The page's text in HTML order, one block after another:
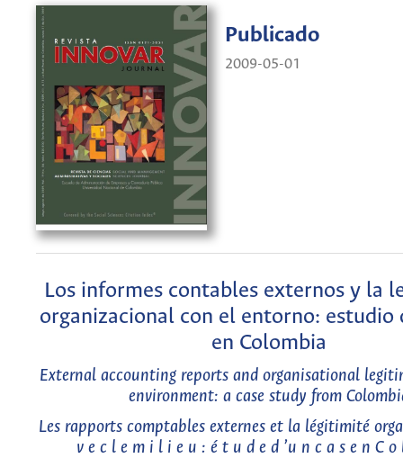
Publicado
2009-05-01
Los informes contables externos y la
organizacional con el entorno: estudio
en Colombia
External accounting reports and organisational
environment: a case study from
Les rapports comptables externes et la légitimité
v e c l e m i l i e u : é t u d e d ’u n c a s e n C